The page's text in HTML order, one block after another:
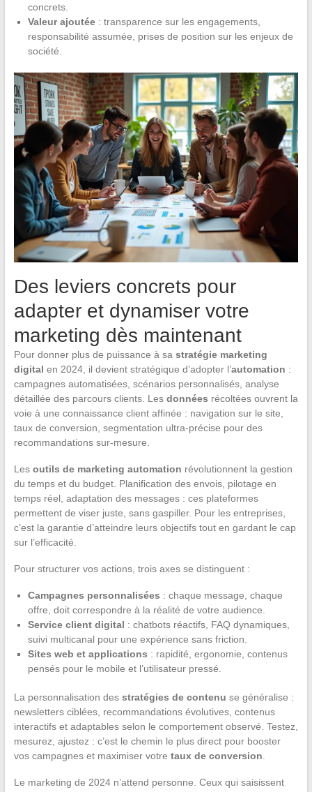
concrets.
Valeur ajoutée: transparence sur les engagements,
responsabilité assumée, prises de position sur les enjeux de
société.
Des leviers concrets pour
adapter et dynamiser votre
marketing dès maintenant
Pour donner plus de puissance à sa stratégie marketing
digital en 2024, il devient stratégique d’adopter l’automation :
campagnes automatisées, scénarios personnalisés, analyse
détaillée des parcours clients. Les données récoltées ouvrent la
voie à une connaissance client affinée : navigation sur le site,
taux de conversion, segmentation ultra-précise pour des
recommandations sur-mesure.
Les outils de marketing automation révolutionnent la gestion
du temps et du budget. Planification des envois, pilotage en
temps réel, adaptation des messages : ces plateformes
permettent de viser juste, sans gaspiller. Pour les entreprises,
c’est la garantie d’atteindre leurs objectifs tout en gardant le cap
sur l’efficacité.
Pour structurer vos actions, trois axes se distinguent :
Campagnes personnalisées : chaque message, chaque
offre, doit correspondre à la réalité de votre audience.
Service client digital : chatbots réactifs, FAQ dynamiques,
suivi multicanal pour une expérience sans friction.
Sites web et applications : rapidité, ergonomie, contenus
pensés pour le mobile et l’utilisateur pressé.
La personnalisation des stratégies de contenu se généralise :
newsletters ciblées, recommandations évolutives, contenus
interactifs et adaptables selon le comportement observé. Testez,
mesurez, ajustez : c’est le chemin le plus direct pour booster
vos campagnes et maximiser votre taux de conversion
Le marketing de 2024 n’attend personne. Ceux qui saisissent